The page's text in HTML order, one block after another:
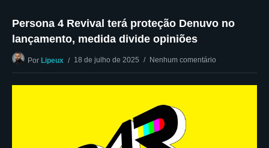
Persona 4 Revival terá proteção Denuvo no
lançamento, medida divide opiniões
Por Lipeux 18 de julho de 2025 Nenhum comentário